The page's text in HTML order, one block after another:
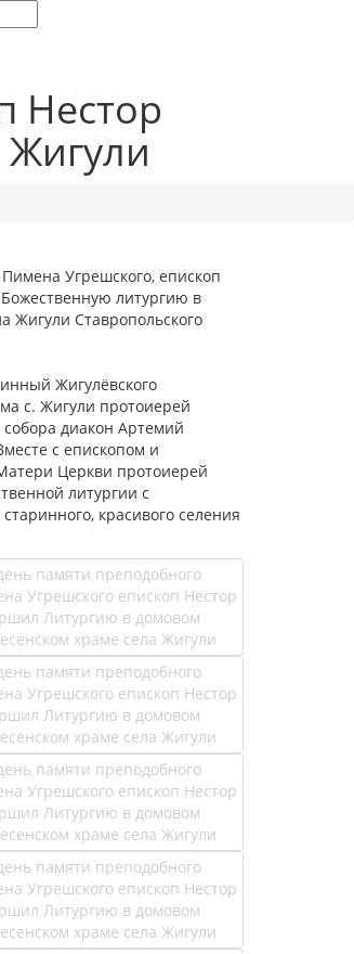
Нестор
Угрешского, епископ
литургию в
Жигули Ставропольского
Жигулёвского
с. Жигули протоиерей
диакон Артемий
с епископом и
Церкви протоиерей
литургии с
красивого селения